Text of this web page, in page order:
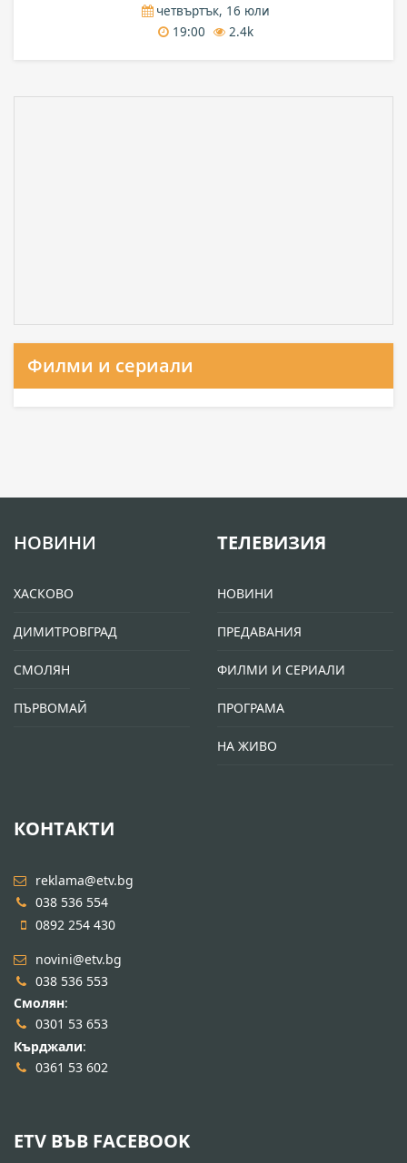
четвъртък, 16 юли
19:00
2.4k
Филми и сериали
НОВИНИ
ХАСКОВО
ДИМИТРОВГРАД
СМОЛЯН
ПЪРВОМАЙ
ТЕЛЕВИЗИЯ
НОВИНИ
ПРЕДАВАНИЯ
ФИЛМИ И СЕРИАЛИ
ПРОГРАМА
НА ЖИВО
КОНТАКТИ
reklama@etv.bg
038 536 554
0892 254 430
novini@etv.bg
038 536 553
Смолян:
0301 53 653
Кърджали:
0361 53 602
ETV ВЪВ FACEBOOK